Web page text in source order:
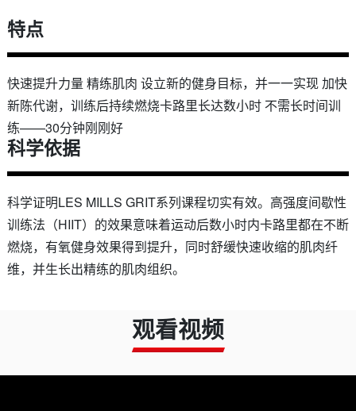
特点
快速提升力量 精练肌肉 设立新的健身目标，并一一实现 加快
新陈代谢，训练后持续燃烧卡路里长达数小时 不需长时间训
练——30分钟刚刚好
科学依据
科学证明LES MILLS GRIT系列课程切实有效。高强度间歇性
训练法（HIIT）的效果意味着运动后数小时内卡路里都在不断
燃烧，有氧健身效果得到提升，同时舒缓快速收缩的肌肉纤
维，并生长出精练的肌肉组织。
观看视频